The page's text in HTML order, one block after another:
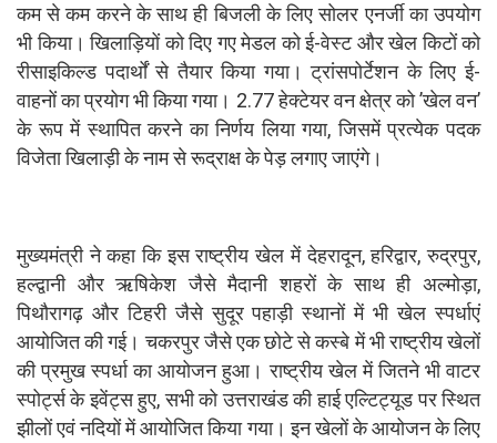
कम से कम करने के साथ ही बिजली के लिए सोलर एनर्जी का उपयोग
भी किया। खिलाड़ियों को दिए गए मेडल को ई-वेस्ट और खेल किटों को
रीसाइकिल्ड पदार्थों से तैयार किया गया। ट्रांसपोर्टेशन के लिए ई-
वाहनों का प्रयोग भी किया गया। 2.77 हेक्टेयर वन क्षेत्र को ’खेल वन’
के रूप में स्थापित करने का निर्णय लिया गया, जिसमें प्रत्येक पदक
विजेता खिलाड़ी के नाम से रूद्राक्ष के पेड़ लगाए जाएंगे।
मुख्यमंत्री ने कहा कि इस राष्ट्रीय खेल में देहरादून, हरिद्वार, रुद्रपुर,
हल्द्वानी और ऋषिकेश जैसे मैदानी शहरों के साथ ही अल्मोड़ा,
पिथौरागढ़ और टिहरी जैसे सुदूर पहाड़ी स्थानों में भी खेल स्पर्धाएं
आयोजित की गई। चकरपुर जैसे एक छोटे से कस्बे में भी राष्ट्रीय खेलों
की प्रमुख स्पर्धा का आयोजन हुआ। राष्ट्रीय खेल में जितने भी वाटर
स्पोर्ट्स के इवेंट्स हुए, सभी को उत्तराखंड की हाई एल्टिट्यूड पर स्थित
झीलों एवं नदियों में आयोजित किया गया। इन खेलों के आयोजन के लिए